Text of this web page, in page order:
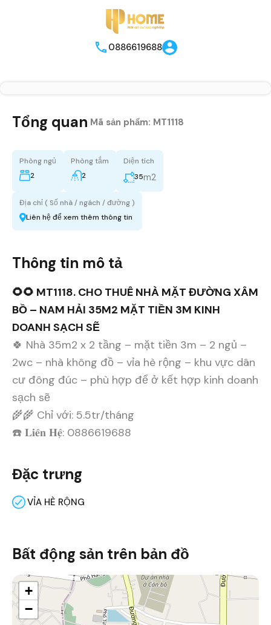
0886619688
Tổng quan Mã sản phẩm: MT1118
Phòng ngủ
2
Phòng tắm
2
Diện tích
35m2
Địa chỉ ( Số nhà / ngách / đường )
Liên hệ để xem thêm thông tin
Thông tin mô tả
🌻🌻 MT1118. CHO THUÊ NHÀ MẶT ĐƯỜNG XÂM
BỒ – NAM HẢI 35M2 MẶT TIỀN 3M KINH
DOANH SẠCH SẼ
🍀 Nhà 35m2 x 2 tầng – mặt tiền 3m – 2 ngủ –
2wc – nhà không đồ – vỉa hè rộng – khu vực dân
cư đông đúc – phù hợp để ở kết hợp kinh doanh
sạch sẽ
🌾🌾 Chỉ với: 5.5tr/tháng
☎️ 𝐋𝐢𝐞̂𝐧 𝐇𝐞̣̂: 0886619688
Đặc trưng
VỈA HÈ RỘNG
Bất động sản trên bản đồ
+
−